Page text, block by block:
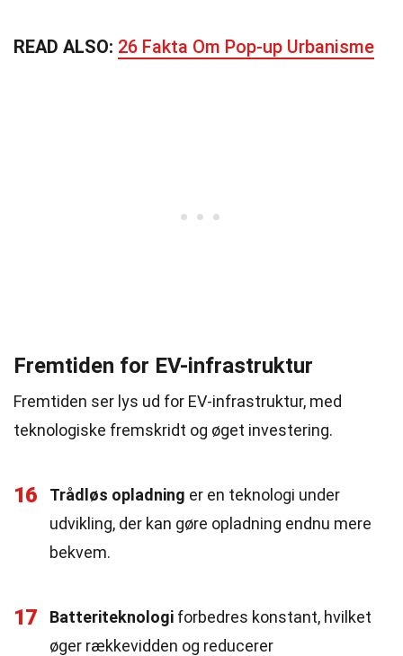
READ ALSO: 26 Fakta Om Pop-up Urbanisme
Fremtiden for EV-infrastruktur
Fremtiden ser lys ud for EV-infrastruktur, med
teknologiske fremskridt og øget investering.
16 Trådløs opladning er en teknologi under
udvikling, der kan gøre opladning endnu mere
bekvem.
17 Batteriteknologi forbedres konstant, hvilket
øger rækkevidden og reducerer